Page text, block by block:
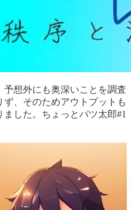
想外にも奥深いことを調査
、そのためアウトプットも
した。ちょっとパツ太郎#1